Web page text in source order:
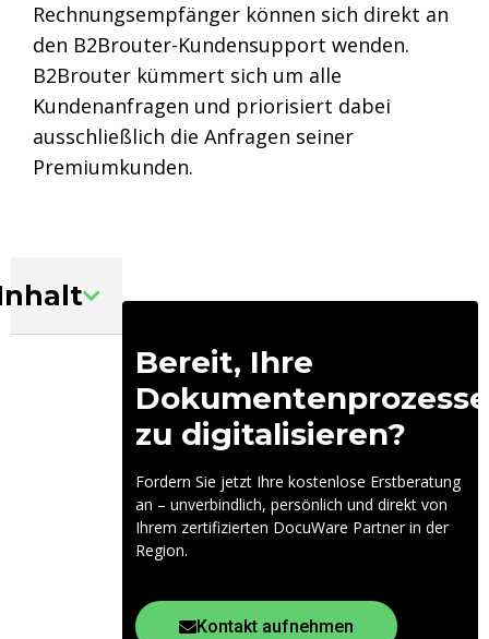
Rechnungsempfänger können sich direkt an
den B2Brouter-Kundensupport wenden.
B2Brouter kümmert sich um alle
Kundenanfragen und priorisiert dabei
ausschließlich die Anfragen seiner
Premiumkunden.
Bereit, Ihre
Dokumentenprozesse
zu digitalisieren?
Fordern Sie jetzt Ihre kostenlose Erstberatung
an – unverbindlich, persönlich und direkt von
Ihrem zertifizierten DocuWare Partner in der
Region.
Kontakt aufnehmen